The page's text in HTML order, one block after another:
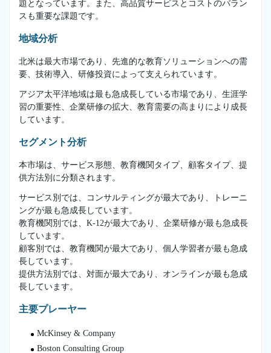
題となっています。また、高品質サービスとコストのバラン
スも重要な課題です。
地域分析
北米は最大市場であり、先進的な教育ソリューションへの需
要、技術導入、研修投資によって支えられています。
アジア太平洋地域は最も急成長している市場であり、生涯学
習の重要性、企業研修の拡大、教育需要の高まりにより成長
しています。
セグメント分析
本市場は、サービス形態、教育機関タイプ、顧客タイプ、提
供方法別に分類されます。
サービス別では、コンサルティングが最大であり、トレーニ
ングが最も急成長しています。
教育機関別では、K-12が最大であり、企業研修が最も急成長
しています。
顧客別では、教育機関が最大であり、個人学習者が最も急成
長しています。
提供方法別では、対面が最大であり、オンラインが最も急成
長しています。
主要プレーヤー
McKinsey & Company
Boston Consulting Group